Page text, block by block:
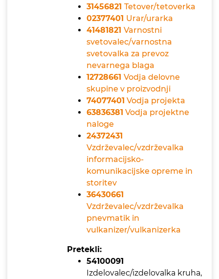
31456821 Tetover/tetoverka
02377401 Urar/urarka
41481821 Varnostni
svetovalec/varnostna
svetovalka za prevoz
nevarnega blaga
12728661 Vodja delovne
skupine v proizvodnji
74077401 Vodja projekta
63836381 Vodja projektne
naloge
24372431
Vzdrževalec/vzdrževalka
informacijsko-
komunikacijske opreme in
storitev
36430661
Vzdrževalec/vzdrževalka
pnevmatik in
vulkanizer/vulkanizerka
Pretekli:
54100091
Izdelovalec/izdelovalka kruha,